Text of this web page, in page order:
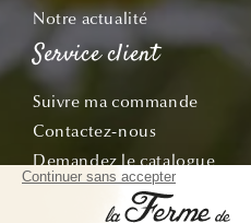
Notre actualité
Service client
Suivre ma commande
Contactez-nous
Demandez le catalogue
Bon de commande